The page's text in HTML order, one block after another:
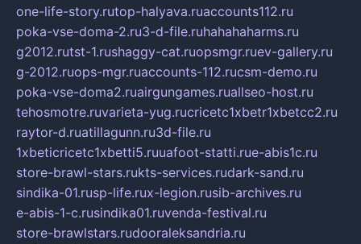
one-life-story.rutop-halyava.ruaccounts112.ru
poka-vse-doma-2.ru3-d-file.ruhahahaharms.ru
g2012.rutst-1.rushaggy-cat.ruopsmgr.ruev-gallery.ru
g-2012.ruops-mgr.ruaccounts-112.rucsm-demo.ru
poka-vse-doma2.ruairgungames.ruallseo-host.ru
tehosmotre.ruvarieta-yug.rucricetc1xbetr1xbetcc2.ru
raytor-d.ruatillagunn.ru3d-file.ru
1xbeticricetc1xbetti5.ruuafoot-statti.rue-abis1c.ru
store-brawl-stars.rukts-services.rudark-sand.ru
sindika-01.rusp-life.rux-legion.rusib-archives.ru
e-abis-1-c.rusindika01.ruvenda-festival.ru
store-brawlstars.rudooraleksandria.ru